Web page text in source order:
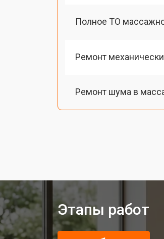
Полное ТО
Ремонт
Ремонт шума в
Замена двигателя
Замена основного
Этапы работ